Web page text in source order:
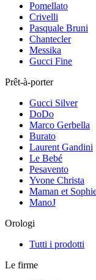
Pomellato
Crivelli
Pasquale Bruni
Chantecler
Messika
Gucci Fine
Prêt-à-porter
Gucci Silver
DoDo
Marco Gerbella
Burato
Laurent Gandini
Le Bebé
Pesavento
Yvone Christa
Maman et
ManoJ
Orologi
Tutti i prodotti
Le firme